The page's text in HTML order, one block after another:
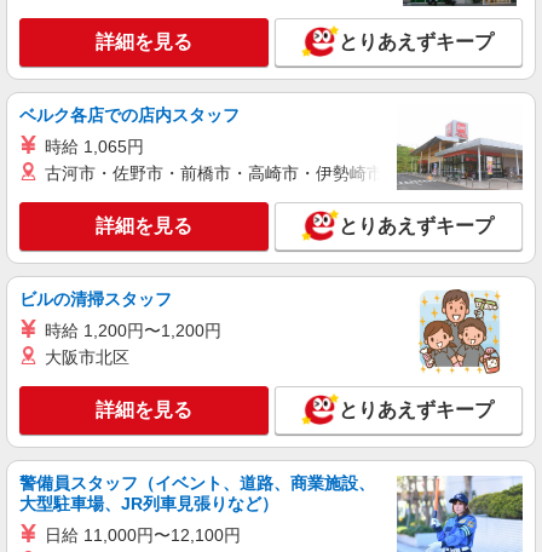
株式会社日本パーソナルビジネス 首都圏支社（T11_212）
≪携帯販売｜家電量販店のauコーナー≫
時給1700円〜1800円 ◆交通費規定支給◆直雇
用へ切替後：月給286,200円＋交通費
キープ 詳細を見る
派遣社員
株式会社日本パーソナルビジネス 首都圏支社（T11_597）
≪携帯販売｜家電量販店のワイモバイルコーナ
ー≫
千葉県千葉市中央区
キープ 詳細を見る
派遣社員
株式会社日本パーソナルビジネス 首都圏支社（T11_109）
詳細を見る とりあえずキープ
ベルク各店での店内スタッフ
時給 1,065円
古河市・佐野市・前橋市・高崎市・伊勢崎市・太田市・館林市
詳細を見る とりあえずキープ
ビルの清掃スタッフ
時給 1,200円〜1,200円
大阪市北区
詳細を見る とりあえずキープ
警備員スタッフ（イベント、道路、商業施設、
大型駐車場、JR列車見張りなど）
日給 11,000円〜12,100円